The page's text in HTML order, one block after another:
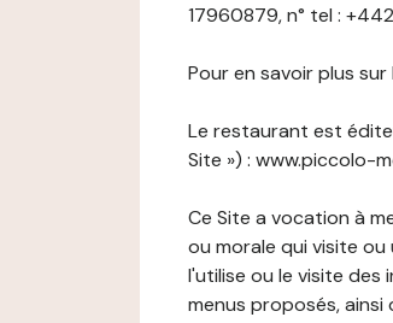
17960879, n° tel :
Pour en savoir plus
Le restaurant est
Site ») : www.piccolo-
Ce Site a vocation à
ou morale qui visite ou
l'utilise ou le visite
menus proposés,